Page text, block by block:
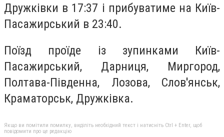
Дружківки в 17:37 і прибуватиме на Київ-
Пасажирський в 23:40.
Поїзд проїде із зупинками Київ-
Пасажирський, Дарниця, Миргород,
Полтава-Південна, Лозова, Слов'янськ,
Краматорськ, Дружківка.
Якщо ви помітили помилку, виділіть необхідний текст і натисніть Ctrl + Enter, щоб
повідомити про це редакцію